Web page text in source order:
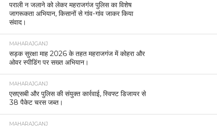
पराली न जलाने को लेकर महराजगंज पुलिस का विशेष
जागरूकता अभियान, किसानों से गांव-गांव जाकर किया
संवाद।
MAHARAJGANJ
सड़क सुरक्षा माह 2026 के तहत महराजगंज में कोहरा और
ओवर स्पीडिंग पर सख्त अभियान।
MAHARAJGANJ
एसएसबी और पुलिस की संयुक्त कार्रवाई, स्विफ्ट डिजायर से
38 पैकेट चरस जब्त।
MAHARAJGANJ